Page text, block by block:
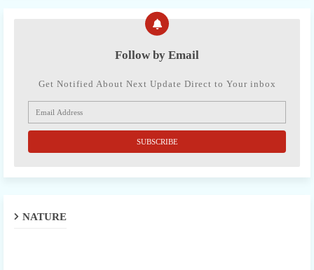
Follow by Email
Get Notified About Next Update Direct to Your inbox
NATURE